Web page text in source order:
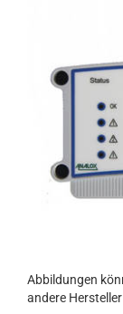
Abbildungen
andere